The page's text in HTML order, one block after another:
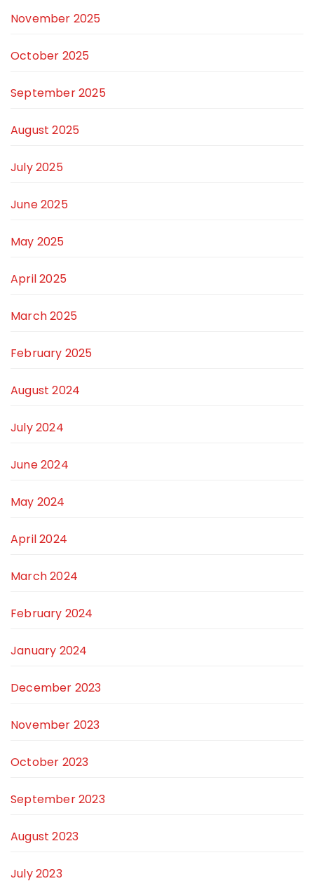
November 2025
October 2025
September 2025
August 2025
July 2025
June 2025
May 2025
April 2025
March 2025
February 2025
August 2024
July 2024
June 2024
May 2024
April 2024
March 2024
February 2024
January 2024
December 2023
November 2023
October 2023
September 2023
August 2023
July 2023